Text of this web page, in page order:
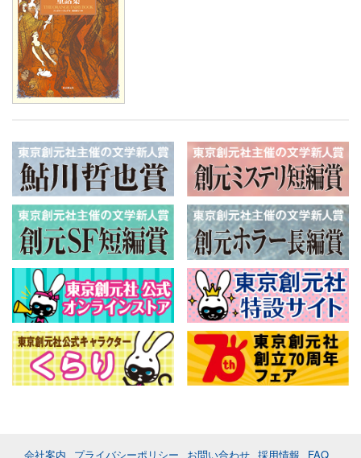
会社案内 プライバシーポリシー お問い合わせ 採用情報 FAQ